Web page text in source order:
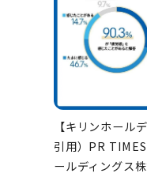
【キリンホール
引用）PR
ールディングス